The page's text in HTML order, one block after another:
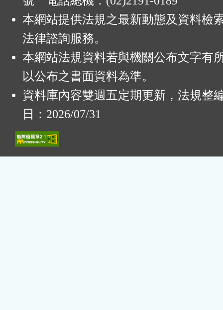
本網站提供法規之最新動態及資料檢
法律諮詢服務。
本網站法規資料若與機關公布文字有
以公布之書面資料為準。
資料庫內容雙週五定期更新，法規整
日：2026/07/31